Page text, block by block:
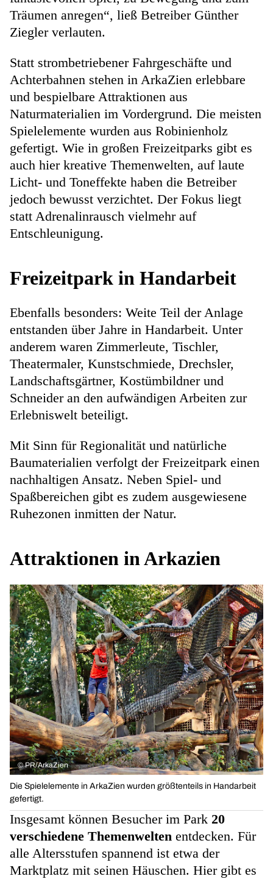
Träumen anregen“, ließ Betreiber Günther
Ziegler verlauten.
Statt strombetriebener Fahrgeschäfte und
Achterbahnen stehen in ArkaZien erlebbare
und bespielbare Attraktionen aus
Naturmaterialien im Vordergrund. Die meisten
Spielelemente wurden aus Robinienholz
gefertigt. Wie in großen Freizeitparks gibt es
auch hier kreative Themenwelten, auf laute
Licht- und Toneffekte haben die Betreiber
jedoch bewusst verzichtet. Der Fokus liegt
statt Adrenalinrausch vielmehr auf
Entschleunigung.
Freizeitpark in Handarbeit
Ebenfalls besonders: Weite Teil der Anlage
entstanden über Jahre in Handarbeit. Unter
anderem waren Zimmerleute, Tischler,
Theatermaler, Kunstschmiede, Drechsler,
Landschaftsgärtner, Kostümbildner und
Schneider an den aufwändigen Arbeiten zur
Erlebniswelt beteiligt.
Mit Sinn für Regionalität und natürliche
Baumaterialien verfolgt der Freizeitpark einen
nachhaltigen Ansatz. Neben Spiel- und
Spaßbereichen gibt es zudem ausgewiesene
Ruhezonen inmitten der Natur.
Attraktionen in Arkazien
© PR/ArkaZien
Die Spielelemente in ArkaZien wurden größtenteils in Handarbeit
gefertigt.
Insgesamt können Besucher im Park 20
verschiedene Themenwelten entdecken. Für
alle Altersstufen spannend ist etwa der
Marktplatz mit seinen Häuschen. Hier gibt es